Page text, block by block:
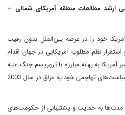
ارشد مطالعات منطقه آمریکای شمالی –
سال 1991 آمریکا خود را در عرصه بین‌الملل بدون رقیب
نظم مطلوب آمریکایی در جهان اقدام
آمریکا به بهانه مبارزه با تروریسم جنگ علیه
افغانستان را آغاز کرد اما در ادامه سیاست‌های تهاجمی خود به عراق در سال 2003
مدت‌ها به حمایت و پشتیبانی از حکومت‌های